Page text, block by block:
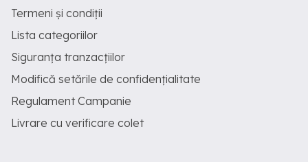
Termeni și condiții
Lista categoriilor
Siguranța tranzacțiilor
Modifică setările de confidențialitate
Regulament Campanie
Livrare cu verificare colet